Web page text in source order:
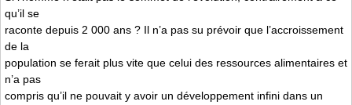
qu’il se
raconte depuis 2 000 ans ? Il n’a pas su prévoir que l’accroissement
de la
population se ferait plus vite que celui des ressources alimentaires et
n’a pas
compris qu’il ne pouvait y avoir un développement infini dans un